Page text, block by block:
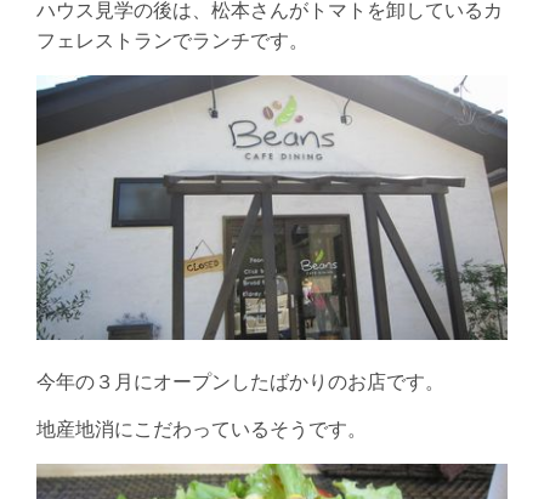
ハウス見学の後は、松本さんがトマトを卸しているカ
フェレストランでランチです。
今年の３月にオープンしたばかりのお店です。
地産地消にこだわっているそうです。